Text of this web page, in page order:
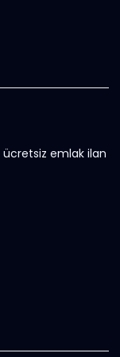
ücretsiz emlak ilan